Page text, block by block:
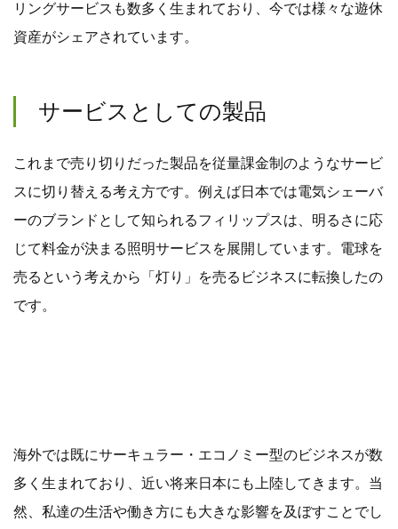
リングサービスも数多く生まれており、今では様々な遊休
資産がシェアされています。
サービスとしての製品
これまで売り切りだった製品を従量課金制のようなサービ
スに切り替える考え方です。例えば日本では電気シェーバ
ーのブランドとして知られるフィリップスは、明るさに応
じて料金が決まる照明サービスを展開しています。電球を
売るという考えから「灯り」を売るビジネスに転換したの
です。
海外では既にサーキュラー・エコノミー型のビジネスが数
多く生まれており、近い将来日本にも上陸してきます。当
然、私達の生活や働き方にも大きな影響を及ぼすことでし